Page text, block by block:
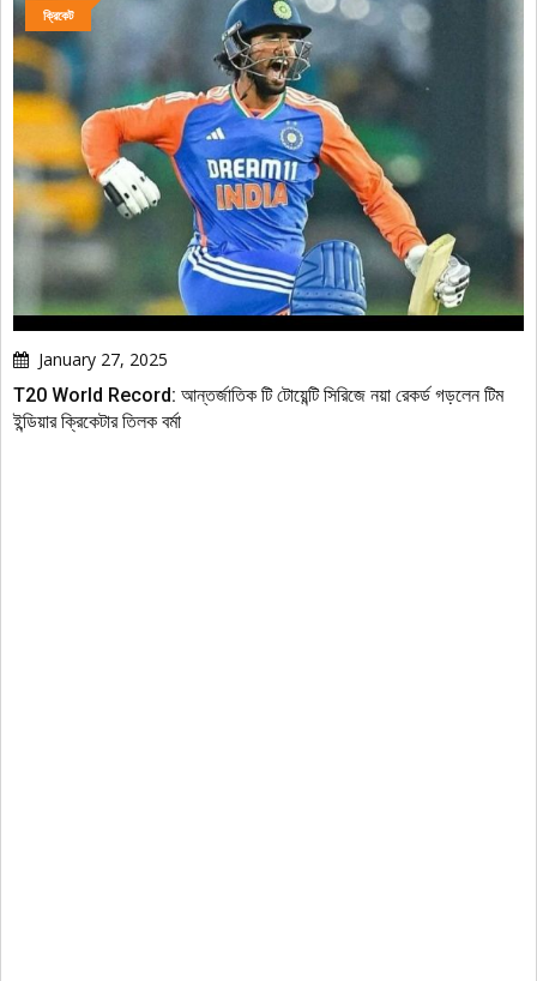
ক্রিকেট
January 27, 2025
T20 World Record: আন্তর্জাতিক টি টোয়েন্টি সিরিজে নয়া রেকর্ড গড়লেন টিম
ইন্ডিয়ার ক্রিকেটার তিলক বর্মা